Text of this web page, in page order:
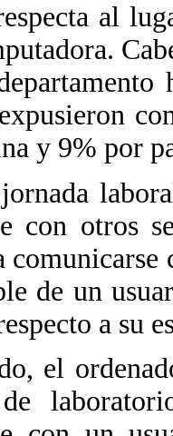
al
y 9% por
con otros
de un
a su
el
de